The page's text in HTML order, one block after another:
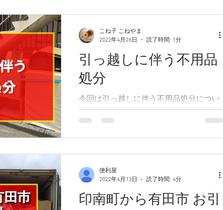
4月中に作業をご希望ということで、あま
り日もないの...
引っ越しに伴う不用品
処分
今回は引っ越しに伴う不用品処分につい
てご紹介します。 引っ越しは他社で行う
とのことでしたので、不用品処分のみ弊
員1名で不用品をトラックに積み込みまし
た。25分ほどで...
こね子 こねやま
2022年4月26日
読了時間: 1分
印南町から有田市 お引
便利屋
2022年4月13日
読了時間: 4分